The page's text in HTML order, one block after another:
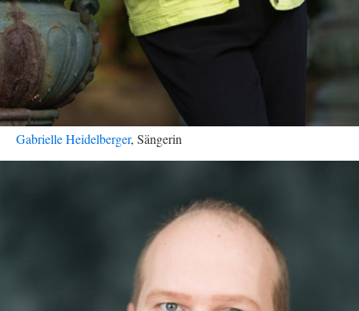
Gabrielle Heidelberger, Sängerin